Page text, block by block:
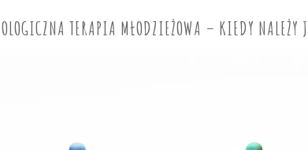
TERAPIA MŁODZIEŻOWA – KIEDY NALEŻY